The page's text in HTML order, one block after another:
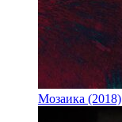
Мозаика (2018)